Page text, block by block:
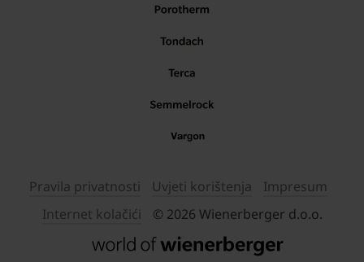
Pravila privatnosti Uvjeti korištenja
Impresum
Internet kolačići
© 2026 Wienerberger d.o.o.